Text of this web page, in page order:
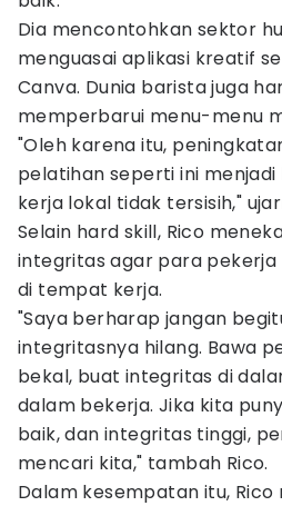
Dia mencontohkan sektor
menguasai aplikasi kreatif
Canva. Dunia barista juga
memperbarui menu-menu
"Oleh karena itu,
pelatihan seperti ini
kerja lokal tidak tersisih,"
Selain hard skill, Rico
integritas agar para
di tempat kerja.
"Saya berharap jangan
integritasnya hilang. Bawa
bekal, buat integritas di
dalam bekerja. Jika kita
baik, dan integritas tinggi,
mencari kita," tambah Rico.
Dalam kesempatan itu,